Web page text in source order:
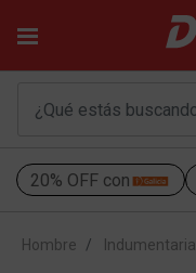
20% OFF con
Hombre Indumentaria